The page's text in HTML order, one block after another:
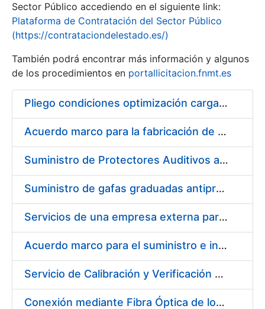
Erakutsi/Ezkutatu
Sector Público accediendo en el siguiente link:
Plataforma de Contratación del Sector Público
(https://contrataciondelestado.es/)
También podrá encontrar más información y algunos
de los procedimientos en portallicitacion.fnmt.es
Pliego condiciones optimización cargas compras firmado
Acuerdo marco para la fabricación de piezas
Suministro de Protectores Auditivos a medida para las personas trabajadoras de los Centros de Trabajo de Madrid y Burgos
Suministro de gafas graduadas antiproyecciones para los trabajadores de la FNMT-RCM en los centros de trabajo de Madrid y Burgos
Servicios de una empresa externa para el asesoramiento y resolución de los recursos de alzada que se presentan relacionados con procesos de selección para la FNMT-RCM
Acuerdo marco para el suministro e instalación de persianas, estores y otros complementos
Servicio de Calibración y Verificación Externa de los Equipos de Medición del Servicio de Prevención de la FNMT-RCM
Conexión mediante Fibra Óptica de los Centros de Proceso de Datos (CPDs) de las sedes de la FNMT-RCM de Burgos y Madrid